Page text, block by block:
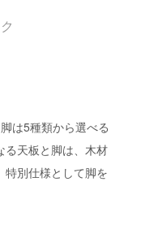
は5種類から選べる
る天板と脚は、木材
特別仕様として脚を